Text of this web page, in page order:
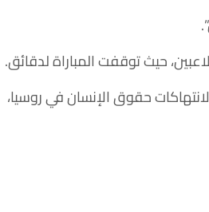
حيث توقفت المباراة لدقائق.
حقوق الإنسان في روسيا،